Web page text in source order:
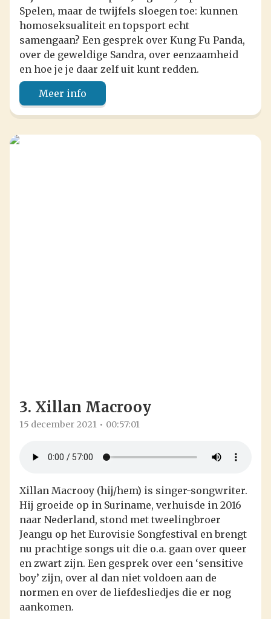
Spelen, maar de twijfels sloegen toe: kunnen
homoseksualiteit en topsport echt
samengaan? Een gesprek over Kung Fu Panda,
over de geweldige Sandra, over eenzaamheid
en hoe je je daar zelf uit kunt redden.
Meer info
3. Xillan Macrooy
15 december 2021 00:57:01
Xillan Macrooy (hij/hem) is singer-songwriter.
Hij groeide op in Suriname, verhuisde in 2016
naar Nederland, stond met tweelingbroer
Jeangu op het Eurovisie Songfestival en brengt
nu prachtige songs uit die o.a. gaan over queer
en zwart zijn. Een gesprek over een ‘sensitive
boy’ zijn, over al dan niet voldoen aan de
normen en over de liefdesliedjes die er nog
aankomen.